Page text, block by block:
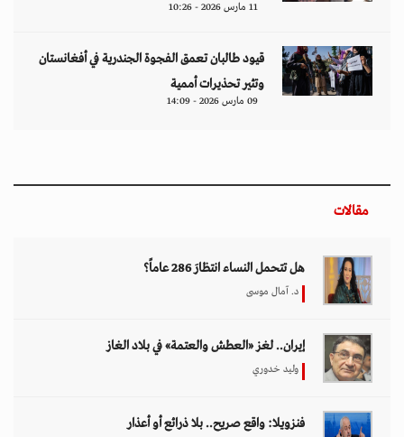
11 مارس 2026 - 10:26
قيود طالبان تعمق الفجوة الجندرية في أفغانستان
وتثير تحذيرات أممية
09 مارس 2026 - 14:09
مقالات
هل تتحمل النساء انتظارَ 286 عاماً؟
د. آمال موسى
إيران.. لغز «العطش والعتمة» في بلاد الغاز
وليد خدوري
فنزويلا: واقع صريح.. بلا ذرائع أو أعذار